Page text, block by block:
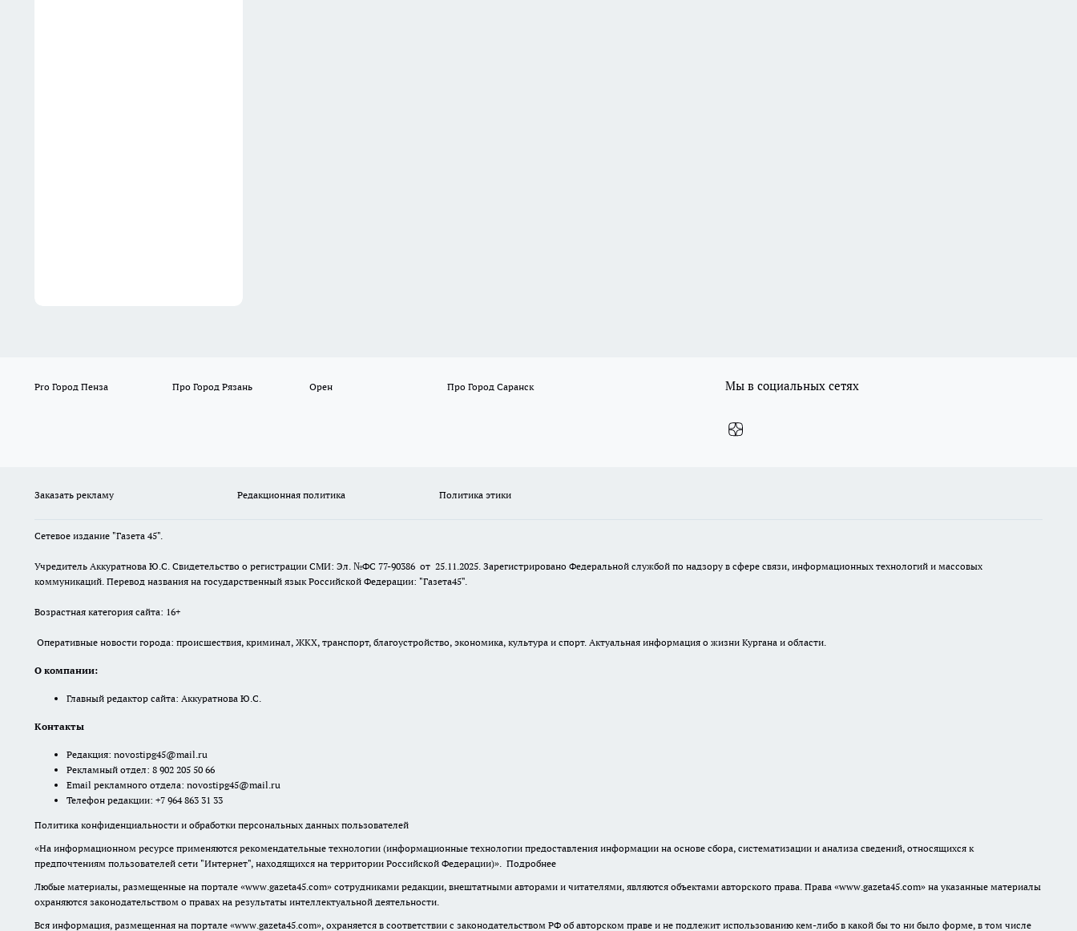
Pro Город Пенза Про Город Рязань Орен Про Город Саранск Мы в социальных сетях
Заказать рекламу Редакционная политика Политика этики
Сетевое издание "Газета 45".
Учредитель Аккуратнова Ю.С. Свидетельство о регистрации СМИ: Эл. №ФС 77-90386 от 25.11.2025. Зарегистрировано Федеральной службой по надзору в сфере связи, информационных технологий и массовых
коммуникаций. Перевод названия на государственный язык Российской Федерации: "Газета45".
Возрастная категория сайта: 16+
Оперативные новости города: происшествия, криминал, ЖКХ, транспорт, благоустройство, экономика, культура и спорт. Актуальная информация о жизни Кургана и области.
О компании:
Главный редактор сайта: Аккуратнова Ю.С.
Контакты
Редакция: novostipg45@mail.ru
Рекламный отдел: 8 902 205 50 66
Email рекламного отдела: novostipg45@mail.ru
Телефон редакции: +7 964 863 31 33
Политика конфиденциальности и обработки персональных данных пользователей
«На информационном ресурсе применяются рекомендательные технологии (информационные технологии предоставления информации на основе сбора, систематизации и анализа сведений, относящихся к
предпочтениям пользователей сети "Интернет", находящихся на территории Российской Федерации)». Подробнее
Любые материалы, размещенные на портале «www.gazeta45.com» сотрудниками редакции, внештатными авторами и читателями, являются объектами авторского права. Права «www.gazeta45.com» на указанные материалы
охраняются законодательством о правах на результаты интеллектуальной деятельности.
Вся информация, размещенная на портале «www.gazeta45.com», охраняется в соответствии с законодательством РФ об авторском праве и не подлежит использованию кем-либо в какой бы то ни было форме, в том числе